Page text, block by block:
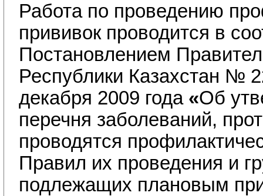
Работа по проведению
прививок проводится в
Постановлением
Республики Казахстан №
декабря 2009 года «Об
перечня заболеваний,
проводятся
Правил их проведения и
подлежащих плановым